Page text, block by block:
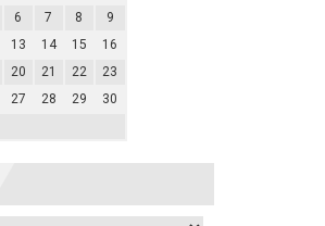
6 7 8
9
13 14 15
16
20 21 22
23
27 28 29
30